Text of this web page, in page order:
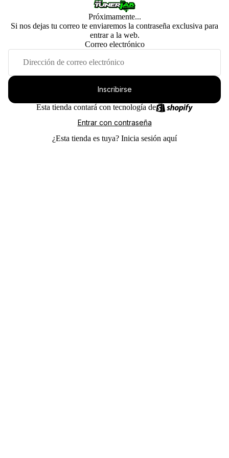
Próximamente...
Si nos dejas tu correo te enviaremos la contraseña exclusiva para
entrar a la web.
Correo electrónico
Inscribirse
Esta tienda contará con tecnología de
Entrar con contraseña
¿Esta tienda es tuya? Inicia sesión aquí